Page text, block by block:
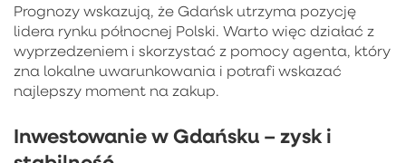
Prognozy wskazują, że Gdańsk utrzyma pozycję
lidera rynku północnej Polski. Warto więc działać z
wyprzedzeniem i skorzystać z pomocy agenta, który
zna lokalne uwarunkowania i potrafi wskazać
najlepszy moment na zakup.
Inwestowanie w Gdańsku – zysk i